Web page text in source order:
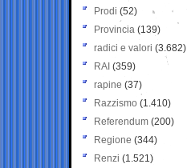
Prodi (52)
Provincia (139)
radici e valori (3.682)
RAI (359)
rapine (37)
Razzismo (1.410)
Referendum (200)
Regione (344)
Renzi (1.521)